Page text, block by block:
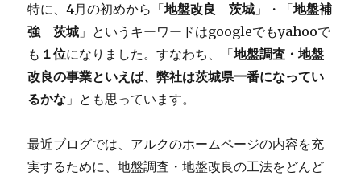
特に、4月の初めから「地盤改良 茨城 」・「地盤補
強 茨城 」というキーワードはgoogleでもyahooで
も １位になりました。すなわち、「地盤調査・地盤
改良の事業といえば、弊社は茨城県一番になってい
るかな 」とも思っています。
最近ブログでは、アルクのホームページの内容を充
実するために、地盤調査・地盤改良の工法をどんど